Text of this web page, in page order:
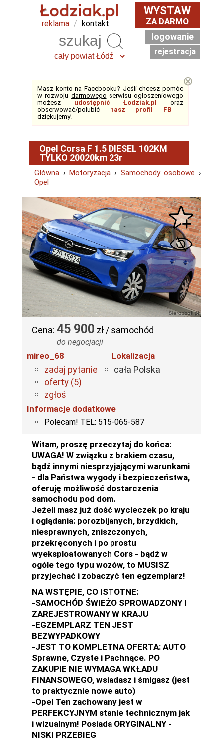
reklama / kontakt
WYSTAW
ZA DARMO
logowanie
rejestracja
Masz konto na Facebooku? Jeśli chcesz pomóc
w rozwoju darmowego serwisu ogłoszeniowego
możesz udostępnić Łodziak.pl
oraz
obserwować/polubić nasz profil FB-
dziękujemy!
⊗
Opel Corsa F 1.5 DIESEL 102KM
TYLKO 20020km 23r
Główna ›Motoryzacja › Samochody osobowe ›
Opel
Cena: 45 900 zł / samochód
do negocjacji
mireo_68
zadaj pytanie
oferty (5)
zgłoś
Lokalizacja
cała Polska
Informacje dodatkowe
Polecam! TEL: 515-065-587
Witam, proszę przeczytaj do końca:
UWAGA! W związku z brakiem czasu,
bądź innymi niesprzyjającymi warunkami
- dla Państwa wygody i bezpieczeństwa,
oferuję możliwość dostarczenia
samochodu pod dom.
Jeżeli masz już dość wycieczek po kraju
i oglądania: porozbijanych, brzydkich,
niesprawnych, zniszczonych,
przekręconych i po prostu
wyeksploatowanych Cors - bądź w
ogóle tego typu wozów, to MUSISZ
przyjechać i zobaczyć ten egzemplarz!
NA WSTĘPIE, CO ISTOTNE:
-SAMOCHÓD ŚWIEŻO SPROWADZONY I
ZAREJESTROWANY W KRAJU
-EGZEMPLARZ TEN JEST
BEZWYPADKOWY
-JEST TO KOMPLETNA OFERTA: AUTO
Sprawne, Czyste i Pachnące. PO
ZAKUPIE NIE WYMAGA WKŁADU
FINANSOWEGO, wsiadasz i śmigasz (jest
to praktycznie nowe auto)
-Opel Ten zachowany jest w
PERFEKCYJNYM stanie technicznym jak
i wizualnym! Posiada ORYGINALNY -
NISKI PRZEBIEG